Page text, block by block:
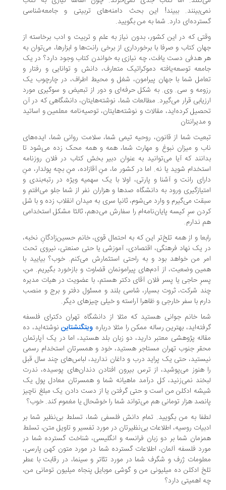
ببیند! این بحث دامنه‌های تربیتی و جامعه‌شناسی
دارد. شما به من بگویید.
که در این کشور، بدون نیاز به علم و تربیت و ادب برخاسته از
کتاب و صرفا با برخورداری از برخی رانت‌ها و ابزارها، می‌توان به
هدفی دست یافت، چه نیازی به خواندن کتاب وجود دارد؟ در یک
توسعه‌یافته‌ دموکراتیک متعارف، دانش و توانایی و رفتار و
شما با جهان پیرامون، شغل و محیط اطراف، در چارچوب یک
و سی. وی. به شکل حرفه‌ای و دور از تبعیض و سوگیری مورد
قرار می‌گیرد. مطالعات شما، نوشته‌هایتان، دانشگاهی که در آن
کرده‌اید، مقالات و نوشته‌هایتان، توصیه‌نامه‌ معلمین و اساتید
شما از قانون، روحیه‌ تیمی شما، سلامت روانی شما، ایده‌های
و میزان نبوغ و مهارت شما، همه و همه محک زده می‌شود تا
که آیا می‌توانید به عنوان دبیر بخش کتاب در فلان روزنامه
شوید یا نه. اما در کشور ما، منِ آقازاده، منِ بچه پولدار، منِ
رانت و آشنا و پارتی، اولا با یک سهمیه‌ ویژه در رتبه‌بندی و
ورود به دانشگاه صدها و هزاران نفر از شما جلو می‌افتم و
می‌گیرم و وارد می‌شوم، ثانیا سری به میدان انقلاب زده و با شل
سرِ کیسه پایان‌نامه‌ام را سفارش می‌دهم، ثالثا مشکل استخدامی
ندارم.
و از همه تلخ‌تر این که به احتمال قوی، خانم حسین‌زادگانِ نخبه،
یک نهاد فرهنگی، اقتصادی، آموزشی یا حتی صنعتی، نیروی تحت
من خواهد بود و به راحتی استثمارش می‌کنم. خوب؟ بیایید با
وضعیت، از آدم‌های پیرامونمان قضاوت و بازخورد بگیریم. من،
حاجی یا پسر فلان آقای دکتر هستم، با عضویت در هیات مدیره‌
شرکت، ثروت بسیار، شاسی بلند و مسئول دفتر و برج و منصب
با سفر خارجی و ظاهرا آراسته و خیلی چیزهای دیگر.
خانم جوانی هستید که مثلا از دانشگاه تهران دکترای فلسفه
بهترین رساله‌ ممکن را مثلا درباره‌ ویتگنشتایننوشته‌اید، ده
پژوهشی معتبر دارید، دو زبان بلد هستید، اما در یک آپارتمان
جنوب تهران مستاجر هستید، خود و همسرتان استخدام رسمی
حتی یک پراید درب و داغان ندارید، لباس‌های چند سال قبل
هنوز می‌پوشید، از ترس بیرون افتادن دندان‌های پوسیده، ندرت
نمی‌زنید، کل درآمد ماهیانه شما و همسرتان معادل پول یک
ادکلن من است و حتی گرفتن یا از دست دادن یک مبلغ ناچیز
هزار تومانی هم می‌تواند شما را خوشحال یا مغموم کند. خوب؟
به من بگویید. تمام دانش فلسفی شما، تسلط بی‌نظیر شما بر
روسیه، اطلاعات بی‌نظیرتان در مورد تفسیر و تاویل متن، تسلط
شما بر دو زبان فرانسه و انگلیسی، شناخت گسترده‌ شما در
فلسفه‌ آلمان، اطلاعات گسترده‌ شما در مورد متون کهن پارسی،
ژرف و شگرف شما در مورد تئاتر و سینما، در رقابت با عطر
ادکلن ده میلیونی من و گوشی موبایل پنجاه میلیون تومانی من،
اهمیتی دارد؟